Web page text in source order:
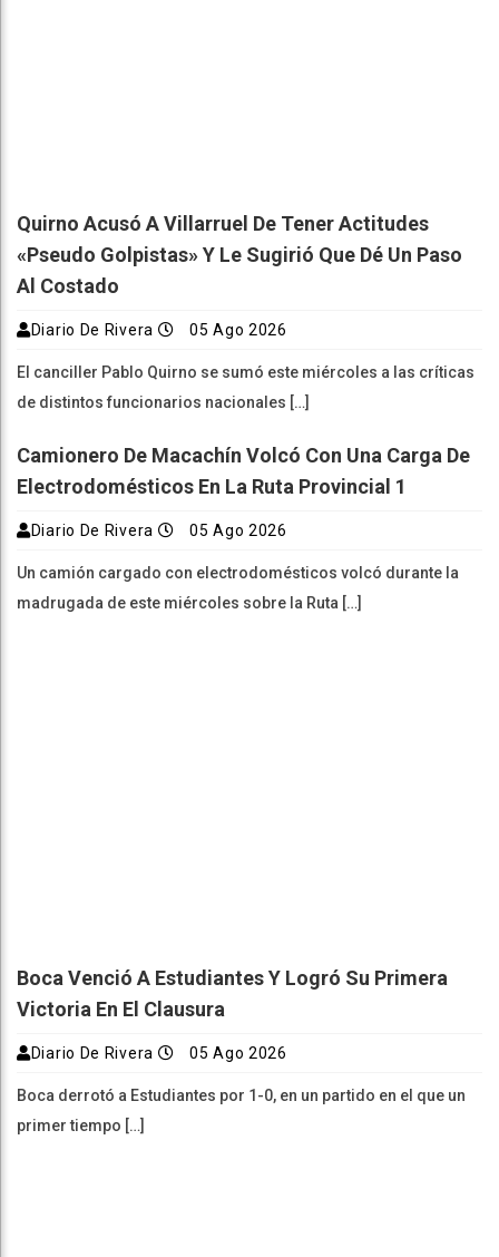
Quirno Acusó A Villarruel De Tener Actitudes
«pseudo Golpistas» Y Le Sugirió Que Dé Un Paso
Al Costado
Diario De Rivera 05 Ago 2026
El canciller Pablo Quirno se sumó este miércoles a las críticas
de distintos funcionarios nacionales […]
Camionero De Macachín Volcó Con Una Carga De
Electrodomésticos En La Ruta Provincial 1
Diario De Rivera 05 Ago 2026
Un camión cargado con electrodomésticos volcó durante la
madrugada de este miércoles sobre la Ruta […]
Boca Venció A Estudiantes Y Logró Su Primera
Victoria En El Clausura
Diario De Rivera 05 Ago 2026
Boca derrotó a Estudiantes por 1-0, en un partido en el que un
primer tiempo […]